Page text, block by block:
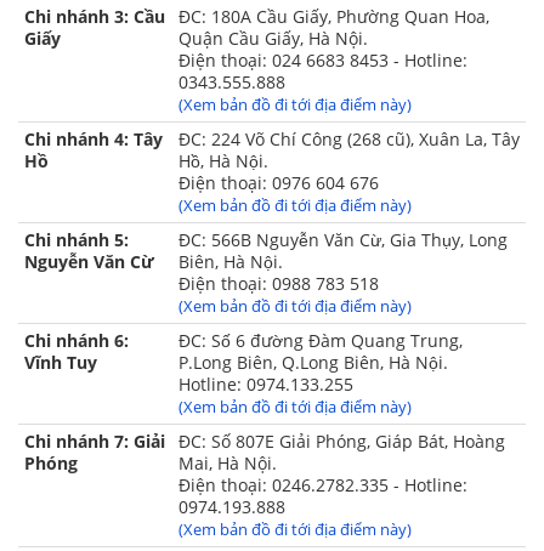
Tông màu nhã nhặn với họa tiết
tinh tế rất dễ phối sắp đặt trong
nhiều phong cách phòng ngủ khác
nhau.
Thiết kế đa dạng kích thước
160x200cm, 180x200cm,
200x220cm phù hợp với nhiều cỡ
giường khác nhau của mỗi gia đình.
Kết cấu bộ sản phẩm chăn ga gối Sông
Hồng Urban
Bộ sản phẩm chăn ga gối Sông Hồng
Urban cotton gồm:
Bộ chăn ga gối
Sông Hồng Urban
Bộ chăn ga gối
Sông Hồng Urban
Chi nhánh 3: Cầu
Giấy
ĐC: 180A Cầu Giấy, Phường Quan Hoa,
Quận Cầu Giấy, Hà Nội.
Điện thoại: 024 6683 8453 - Hotline:
0343.555.888
(Xem bản đồ đi tới địa điểm này)
Chi nhánh 4: Tây
Hồ
ĐC: 224 Võ Chí Công (268 cũ), Xuân La, Tây
Hồ, Hà Nội.
Điện thoại: 0976 604 676
(Xem bản đồ đi tới địa điểm này)
Chi nhánh 5:
Nguyễn Văn Cừ
ĐC: 566B Nguyễn Văn Cừ, Gia Thụy, Long
Biên, Hà Nội.
Điện thoại: 0988 783 518
(Xem bản đồ đi tới địa điểm này)
Chi nhánh 6:
Vĩnh Tuy
ĐC: Số 6 đường Đàm Quang Trung,
P.Long Biên, Q.Long Biên, Hà Nội.
Hotline: 0974.133.255
(Xem bản đồ đi tới địa điểm này)
Chi nhánh 7: Giải
Phóng
ĐC: Số 807E Giải Phóng, Giáp Bát, Hoàng
Mai, Hà Nội.
Điện thoại: 0246.2782.335 - Hotline:
0974.193.888
(Xem bản đồ đi tới địa điểm này)